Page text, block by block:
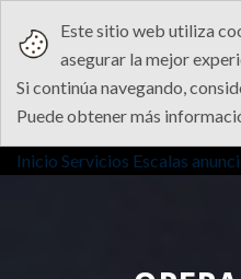
Este sitio web utiliza
asegurar la mejor
Si continúa navegando,
Puede obtener más
Inicio Servicios Escalas